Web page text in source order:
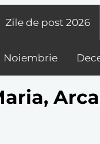
Zile de post 2026
Noiembrie